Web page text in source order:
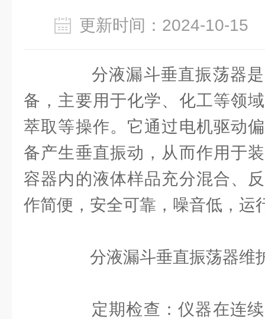
更新时间：2024-10-
分液漏斗垂直振荡器是
备，主要用于化学、化工等领
萃取等操作。它通过电机驱动
备产生垂直振动，从而作用于
容器内的液体样品充分混合、
作简便，安全可靠，噪音低，运
分液漏斗垂直振荡器维
定期检查：仪器在连续